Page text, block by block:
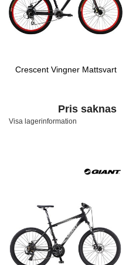
Crescent Vingner Mattsvart
Pris saknas
Visa lagerinformation